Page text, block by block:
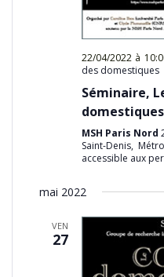
22/04/2022 à
des domestiques
Séminaire,
domestiques
MSH Paris Nord
Saint-Denis,
accessible aux
mai 2022
VEN
27